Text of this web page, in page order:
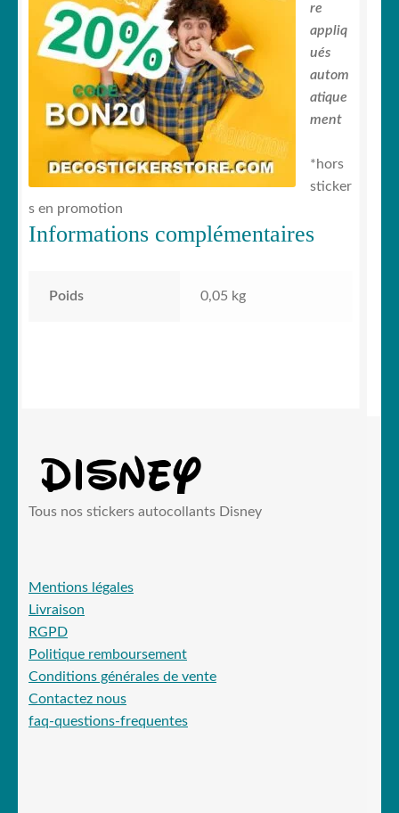
re
appliq
ués
autom
atique
ment
*hors
sticker
s en promotion
Informations complémentaires
Poids 0,05 kg
Tous nos stickers autocollants Disney
Mentions légales
Livraison
RGPD
Politique remboursement
Conditions générales de vente
Contactez nous
faq-questions-frequentes